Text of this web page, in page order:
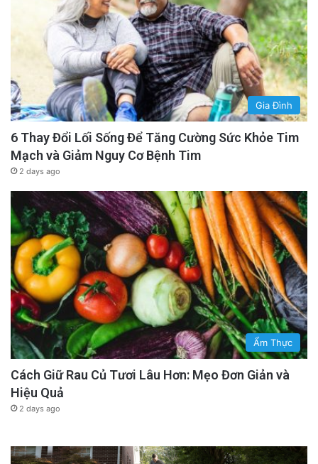
Gia Đình
6 Thay Đổi Lối Sống Để Tăng Cường Sức Khỏe Tim
Mạch và Giảm Nguy Cơ Bệnh Tim
2 days ago
Ẩm Thực
Cách Giữ Rau Củ Tươi Lâu Hơn: Mẹo Đơn Giản và
Hiệu Quả
2 days ago